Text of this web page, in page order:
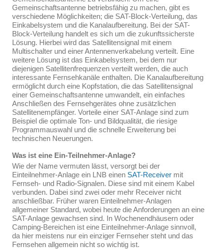
Gemeinschaftsantenne betriebsfähig zu machen, gibt es
verschiedene Möglichkeiten; die SAT-Block-Verteilung, das
Einkabelsystem und die Kanalaufbereitung. Bei der SAT-
Block-Verteilung handelt es sich um die zukunftssicherste
Lösung. Hierbei wird das Satellitensignal mit einem
Multischalter und einer Antennenverkabelung verteilt. Eine
weitere Lösung ist das Einkabelsystem, bei dem nur
diejenigen Satellitenfrequenzen verteilt werden, die auch
interessante Fernsehkanäle enthalten. Die Kanalaufbereitung
ermöglicht durch eine Kopfstation, die das Satellitensignal
einer Gemeinschaftsantenne umwandelt, ein einfaches
Anschließen des Fernsehgerätes ohne zusätzlichen
Satellitenempfänger. Vorteile einer SAT-Anlage sind zum
Beispiel die optimale Ton- und Bildqualität, die riesige
Programmauswahl und die schnelle Erweiterung bei
technischen Neuerungen.
Was ist eine Ein-Teilnehmer-Anlage?
Wie der Name vermuten lässt, versorgt bei der
Einteilnehmer-Anlage ein LNB einen SAT-Receiver mit
Fernseh- und Radio-Signalen. Diese sind mit einem Kabel
verbunden. Dabei sind zwei oder mehr Receiver nicht
anschließbar. Früher waren Einteilnehmer-Anlagen
allgemeiner Standard, wobei heute die Anforderungen an eine
SAT-Anlage gewachsen sind. In Wochenendhäusern oder
Camping-Bereichen ist eine Einteilnehmer-Anlage sinnvoll,
da hier meistens nur ein einziger Fernseher steht und das
Fernsehen allgemein nicht so wichtig ist.